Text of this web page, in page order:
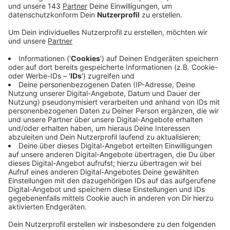
ein entgegenkommendes Auto vor ihm abbiegen
wollte. Der Wittener musste stark bremsen,
stürzte und stieß mit dem Auto zusammen. Die
Autofahrerin sei kurz ausgestiegen, dann aber
weitergefahren und dem Wittener dabei über den
Fuß gefahren.
Die bislang unbekannte Frau wird wie folgt
beschrieben: 29 bis 30 Jahre alt,
1,60 bis 1,65 m groß, hellbraune, zum Zopf
gebundene Haare, brauner Mantel, helle Jeans,
braune Stiefel. Bei dem Auto soll es sich um einen
schwarzen Audi mit EN-Kennzeichen handeln. Die
Polizei bittet sowohl die Autofahrerin als auch
weitere Zeugen, sich unter der Rufnummer 0234
909-5206 zu melden.